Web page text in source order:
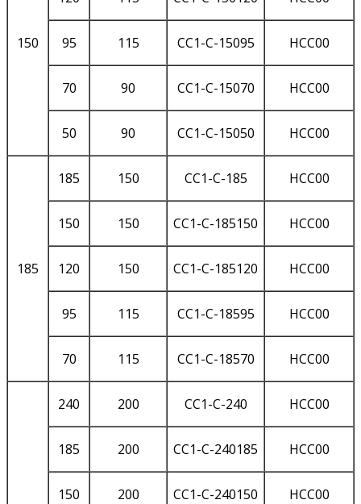
150 95 115 CC1-C-15095 HCC00
70 90 CC1-C-15070 HCC00
50 90 CC1-C-15050 HCC00
185
185 150 CC1-C-185 HCC00
150 150 CC1-C-185150 HCC00
120 150 CC1-C-185120 HCC00
95 115 CC1-C-18595 HCC00
70 115 CC1-C-18570 HCC00
240 200 CC1-C-240 HCC00
185 200 CC1-C-240185 HCC00
150 200 CC1-C-240150 HCC00